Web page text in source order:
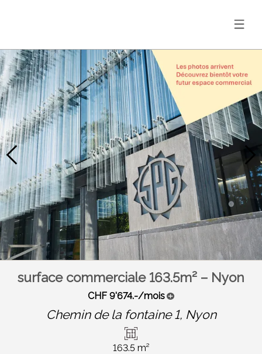
surface commerciale 163.5m² – Nyon
CHF 9'674.-/mois
Chemin de la fontaine 1, Nyon
163.5 m²